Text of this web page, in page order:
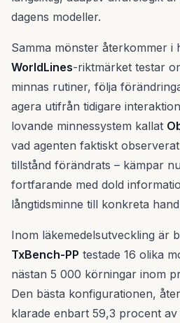
dagens modeller.
Samma mönster återkommer i
WorldLines-riktmärket testar
minnas rutiner, följa
agera utifrån tidigare
lovande minnessystem kallat
vad agenten faktiskt
tillstånd förändrats – kämpar
fortfarande med dold
långtidsminne till konkreta
Inom läkemedelsutveckling är
TxBench-PP testade 16 olika
nästan 5 000 körningar inom
Den bästa konfigurationen,
klarade enbart 59,3 procent